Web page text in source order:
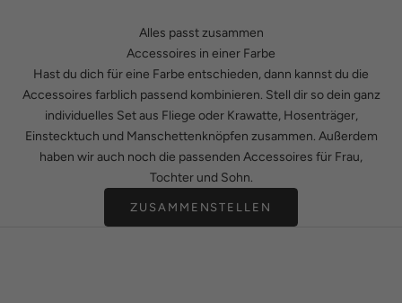
Alles passt zusammen
Accessoires in einer Farbe
Hast du dich für eine Farbe entschieden, dann kannst du die
Accessoires farblich passend kombinieren. Stell dir so dein ganz
individuelles Set aus Fliege oder Krawatte, Hosenträger,
Einstecktuch und Manschettenknöpfen zusammen. Außerdem
haben wir auch noch die passenden Accessoires für Frau,
Tochter und Sohn.
ZUSAMMENSTELLEN